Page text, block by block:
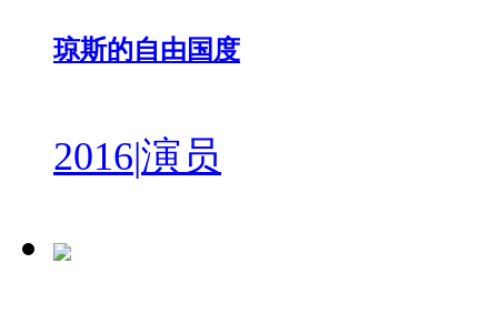
琼斯的自由国度
2016|演员